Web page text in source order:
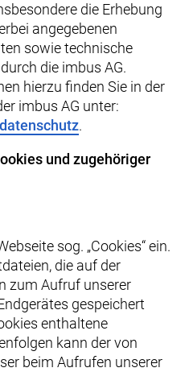
die Erhebung
angegebenen
sowie technische
die imbus AG.
hierzu finden Sie in der
imbus AG unter:
.
und zugehöriger
sog. „Cookies“ ein.
die auf der
zum Aufruf unserer
gespeichert
enthaltene
kann der von
beim Aufrufen unserer